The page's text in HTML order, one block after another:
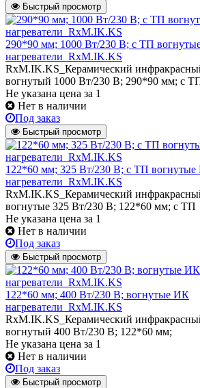
Быстрый просмотр
290*90 мм; 1000 Вт/230 В; с ТП
нагреватели_RxM.IK.KS
RxM.IK.KS_Керамический
вогнутый 1000 Вт/230 В; 290*90 мм; с
Не указана цена за 1
Нет в наличии
Под заказ
Быстрый просмотр
122*60 мм; 325 Вт/230 В; с ТП
нагреватели_RxM.IK.KS
RxM.IK.KS_Керамический
вогнутые 325 Вт/230 В; 122*60 мм; с ТП
Не указана цена за 1
Нет в наличии
Под заказ
Быстрый просмотр
122*60 мм; 400 Вт/230 В; вогнутые ИК
нагреватели_RxM.IK.KS
RxM.IK.KS_Керамический
вогнутый 400 Вт/230 В; 122*60 мм;
Не указана цена за 1
Нет в наличии
Под заказ
Быстрый просмотр